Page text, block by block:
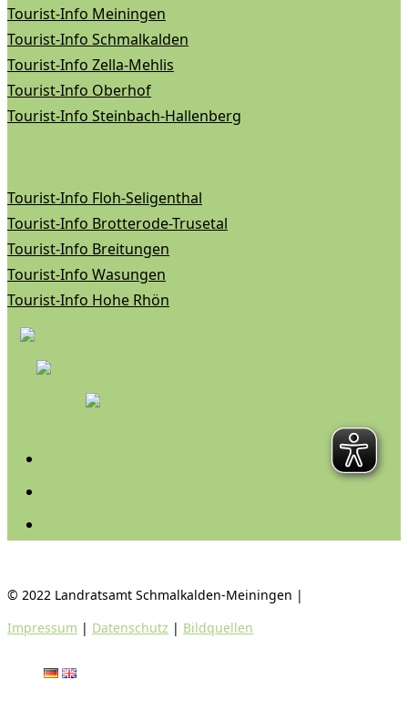
Tourist-Info Meiningen
Tourist-Info Schmalkalden
Tourist-Info Zella-Mehlis
Tourist-Info Oberhof
Tourist-Info Steinbach-Hallenberg
Tourist-Info Floh-Seligenthal
Tourist-Info Brotterode-Trusetal
Tourist-Info Breitungen
Tourist-Info Wasungen
Tourist-Info Hohe Rhön
© 2022 Landratsamt Schmalkalden-Meiningen |
Impressum | Datenschutz | Bildquellen